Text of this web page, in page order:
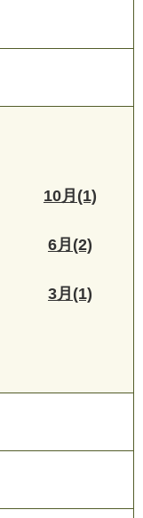
10月(1)
6月(2)
3月(1)